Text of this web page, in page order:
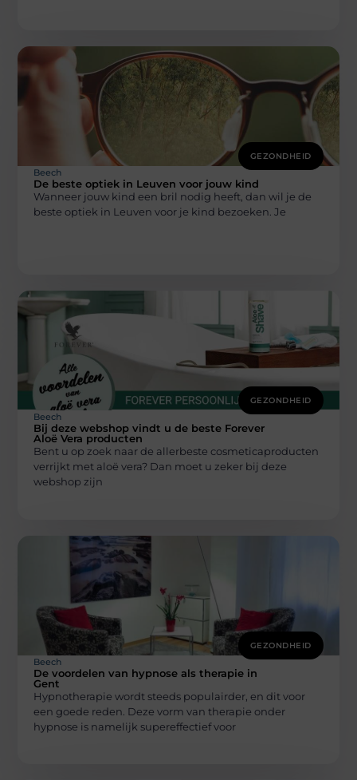
GEZONDHEID
Beech
De beste optiek in Leuven voor jouw kind
Wanneer jouw kind een bril nodig heeft, dan wil je de
beste optiek in Leuven voor je kind bezoeken. Je
GEZONDHEID
Beech
Bij deze webshop vindt u de beste Forever
Aloë Vera producten
Bent u op zoek naar de allerbeste cosmeticaproducten
verrijkt met aloë vera? Dan moet u zeker bij deze
webshop zijn
GEZONDHEID
Beech
De voordelen van hypnose als therapie in
Gent
Hypnotherapie wordt steeds populairder, en dit voor
een goede reden. Deze vorm van therapie onder
hypnose is namelijk supereffectief voor